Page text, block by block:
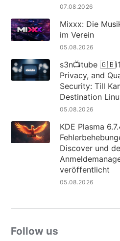
07.08.2026
Mixxx: Die
im Verein
05.08.2026
s3n📺tube
Privacy, and
Security: Till
Destination
05.08.2026
KDE Plasma
Discover und
veröffentlicht
05.08.2026
Follow us